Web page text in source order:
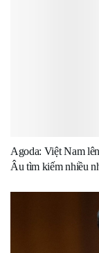
Agoda: Việt Nam
Âu tìm kiếm nhiều